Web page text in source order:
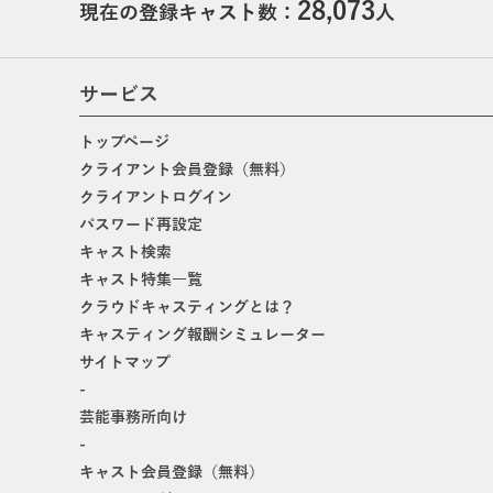
現在の登録キャスト数： 28,073人
サービス
トップページ
クライアント会員登録（無料）
クライアントログイン
パスワード再設定
キャスト検索
キャスト特集一覧
クラウドキャスティングとは？
キャスティング報酬シミュレーター
サイトマップ
-
芸能事務所向け
-
キャスト会員登録（無料）